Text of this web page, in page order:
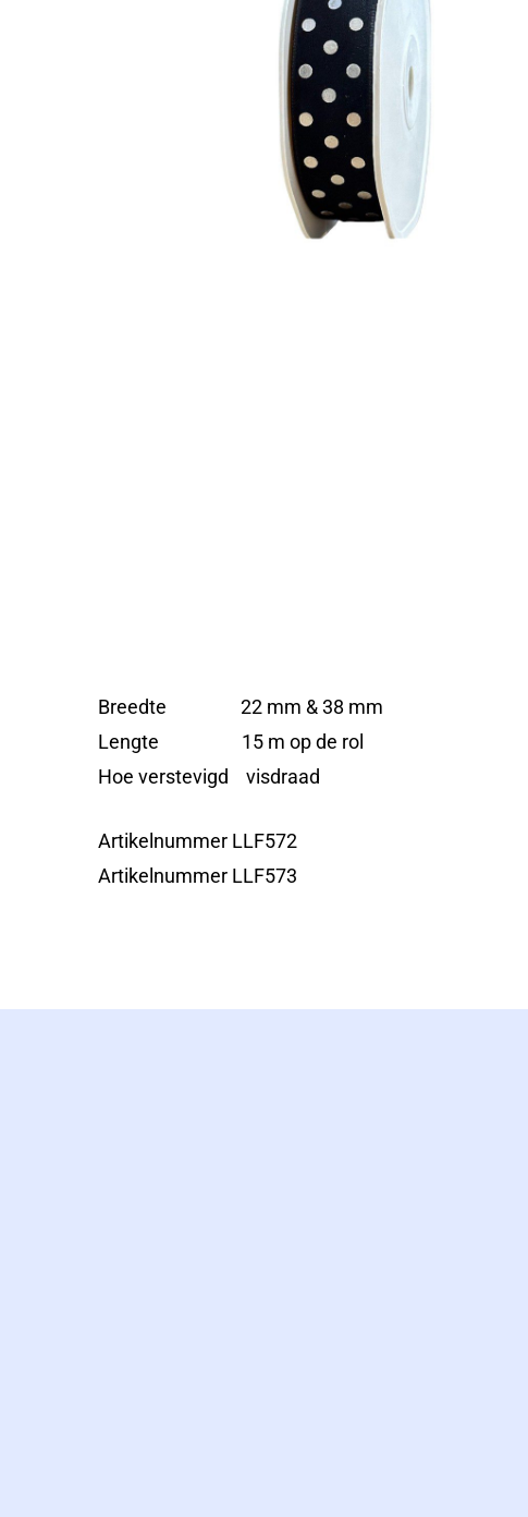
Breedte 22 mm & 38 mm
Lengte 15 m op de rol
Hoe verstevigd visdraad
Artikelnummer LLF572
Artikelnummer LLF573